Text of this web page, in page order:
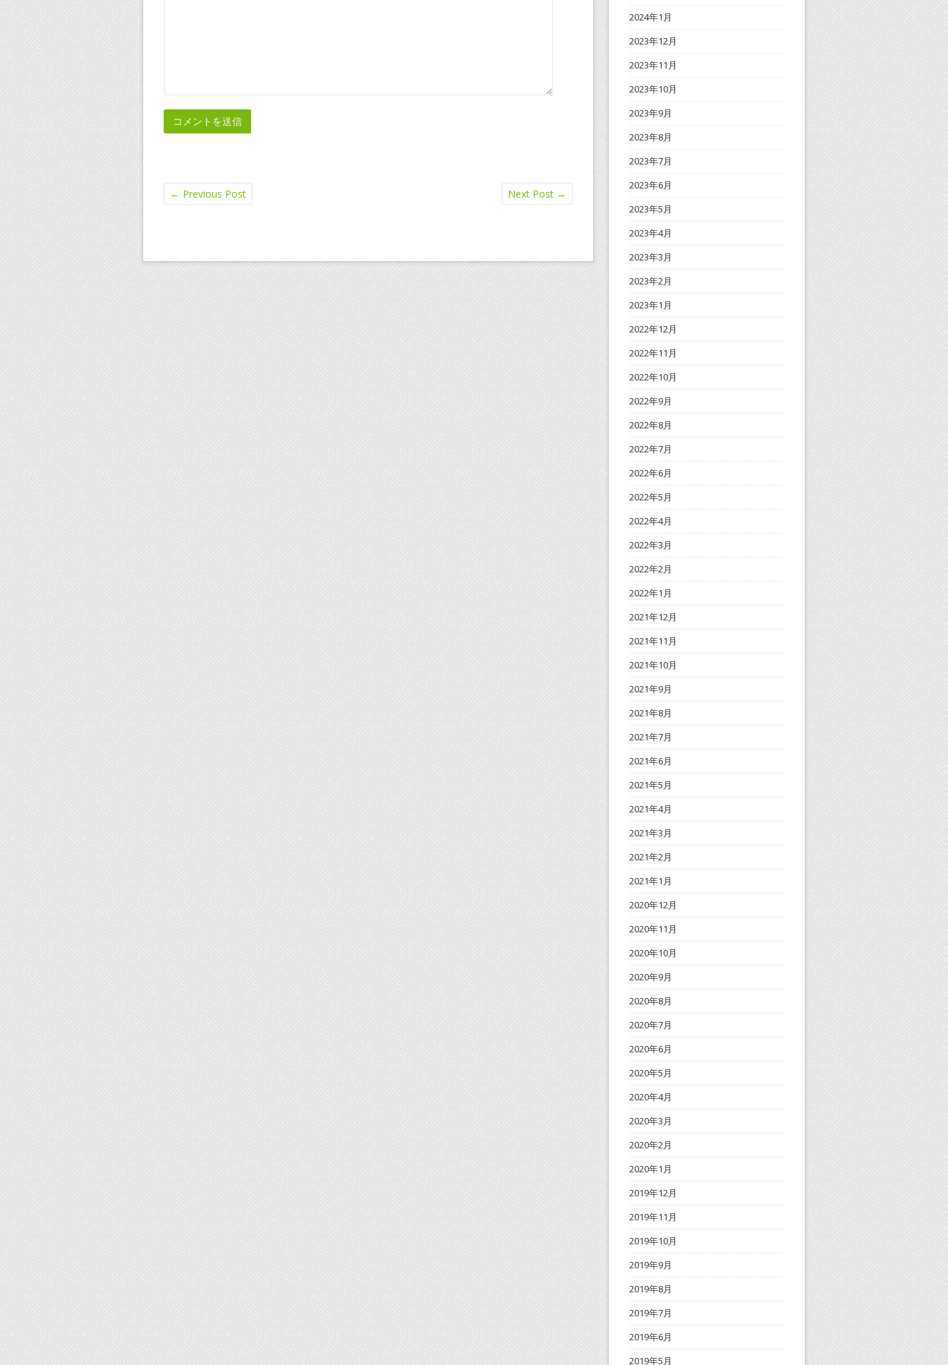
← Previous Post Next Post →
2024年1月
2023年12月
2023年11月
2023年10月
2023年9月
2023年8月
2023年7月
2023年6月
2023年5月
2023年4月
2023年3月
2023年2月
2023年1月
2022年12月
2022年11月
2022年10月
2022年9月
2022年8月
2022年7月
2022年6月
2022年5月
2022年4月
2022年3月
2022年2月
2022年1月
2021年12月
2021年11月
2021年10月
2021年9月
2021年8月
2021年7月
2021年6月
2021年5月
2021年4月
2021年3月
2021年2月
2021年1月
2020年12月
2020年11月
2020年10月
2020年9月
2020年8月
2020年7月
2020年6月
2020年5月
2020年4月
2020年3月
2020年2月
2020年1月
2019年12月
2019年11月
2019年10月
2019年9月
2019年8月
2019年7月
2019年6月
2019年5月